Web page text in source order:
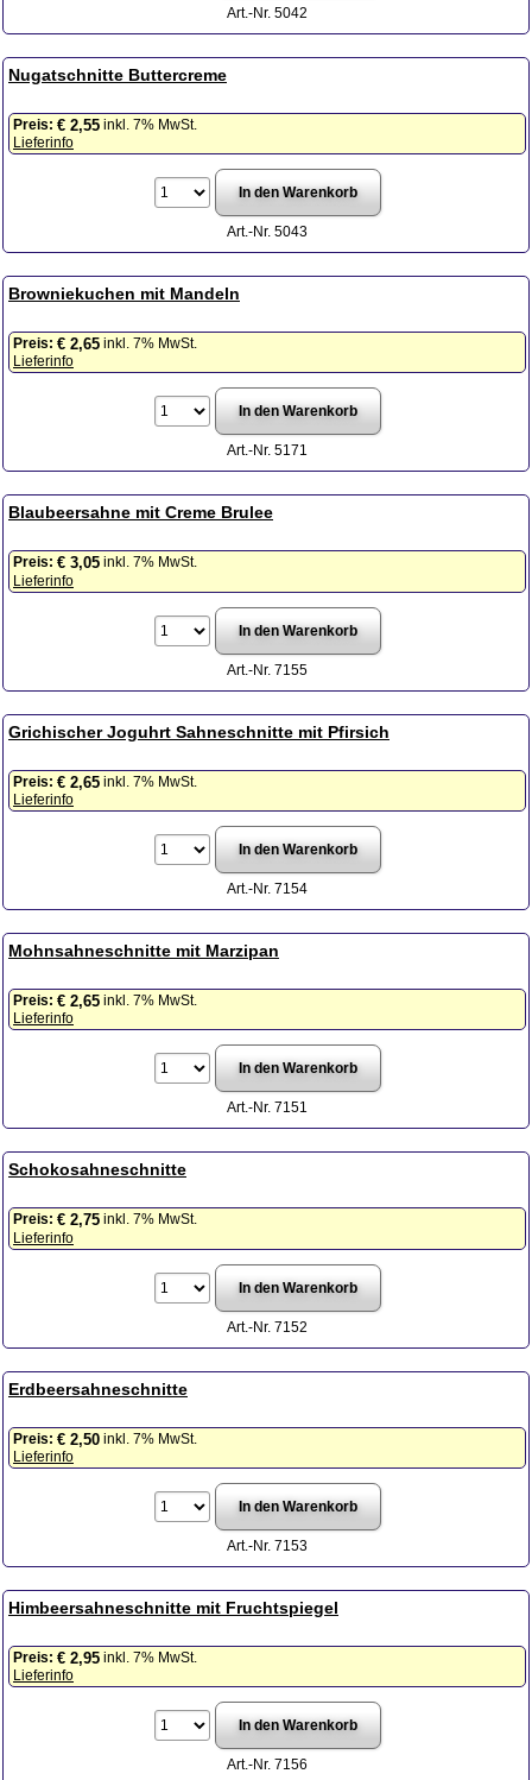
Art.-Nr. 5042
Nugatschnitte Buttercreme
Preis: € 2,55 inkl. 7% MwSt.
Lieferinfo
Art.-Nr. 5043
Browniekuchen mit Mandeln
Preis: € 2,65 inkl. 7% MwSt.
Lieferinfo
Art.-Nr. 5171
Blaubeersahne mit Creme Brulee
Preis: € 3,05 inkl. 7% MwSt.
Lieferinfo
Art.-Nr. 7155
Grichischer Joguhrt Sahneschnitte mit Pfirsich
Preis: € 2,65 inkl. 7% MwSt.
Lieferinfo
Art.-Nr. 7154
Mohnsahneschnitte mit Marzipan
Preis: € 2,65 inkl. 7% MwSt.
Lieferinfo
Art.-Nr. 7151
Schokosahneschnitte
Preis: € 2,75 inkl. 7% MwSt.
Lieferinfo
Art.-Nr. 7152
Erdbeersahneschnitte
Preis: € 2,50 inkl. 7% MwSt.
Lieferinfo
Art.-Nr. 7153
Himbeersahneschnitte mit Fruchtspiegel
Preis: € 2,95 inkl. 7% MwSt.
Lieferinfo
Art.-Nr. 7156